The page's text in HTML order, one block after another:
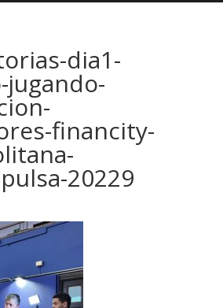
dia1-
financity-
20229